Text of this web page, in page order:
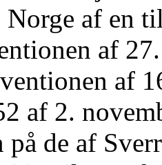
Norge af en
af
af
af 2.
på de af